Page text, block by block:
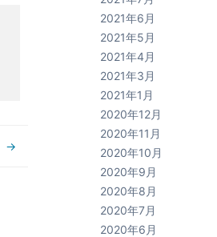
2021年6月
2021年5月
2021年4月
2021年3月
2021年1月
2020年12月
2020年11月
2020年10月
2020年9月
2020年8月
2020年7月
2020年6月